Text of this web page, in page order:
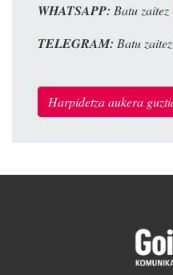
WHATSAPP: Batu zaitez
TELEGRAM: Batu zaitez
Harpidetza aukera